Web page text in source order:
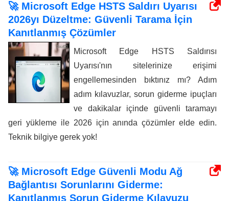
🚀 Microsoft Edge HSTS Saldırı Uyarısı
2026yı Düzeltme: Güvenli Tarama İçin
Kanıtlanmış Çözümler
Microsoft Edge HSTS Saldırısı
Uyarısı'nın sitelerinize erişimi
engellemesinden bıktınız mı? Adım
adım kılavuzlar, sorun giderme ipuçları
ve dakikalar içinde güvenli taramayı
geri yükleme ile 2026 için anında çözümler elde edin.
Teknik bilgiye gerek yok!
🚀 Microsoft Edge Güvenli Modu Ağ
Bağlantısı Sorunlarını Giderme:
Kanıtlanmış Sorun Giderme Kılavuzu